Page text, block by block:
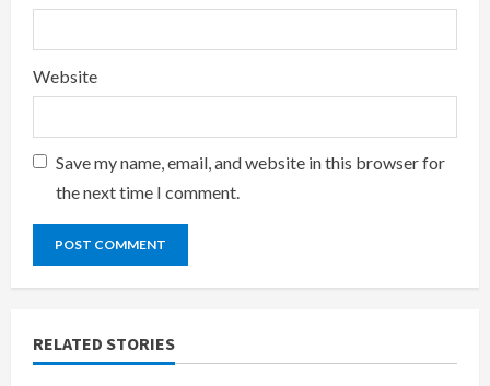
Website
Save my name, email, and website in this browser for
the next time I comment.
RELATED STORIES